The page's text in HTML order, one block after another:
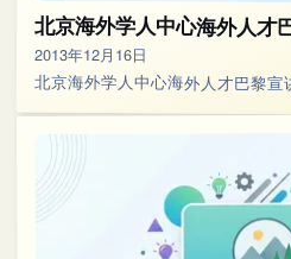
北京海外学人中心海外人才
2013年12月16日
北京海外学人中心海外人才巴黎宣